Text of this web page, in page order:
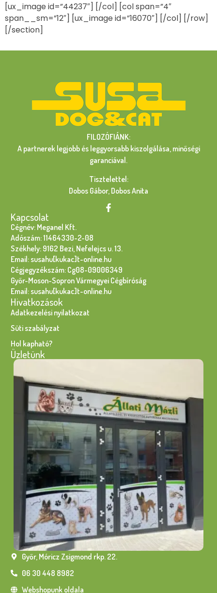
[ux_image id=”44237″] [/col] [col span=”4″
span__sm=”12″] [ux_image id=”16070″] [/col] [/row]
[/section]
FILOZÓFIÁNK:
A partnerek legjobb és leggyorsabb kiszolgálása, minőségi
garanciával.
Tisztelettel:
Dobos Gábor, Dobos Anita
Kapcsolat
Cégnév: Meganel Kft.
Adószám: 11464330-2-08
Székhely: 9162 Bezi, Nefelejcs u. 13.
Email: susahu[kukac]t-online.hu
Cégjegyzékszám: Cg08-09006349
Győr-Moson-Sopron Vármegyei Cégbíróság
Email: susahu[kukac]t-online.hu
Hivatkozások
Adatkezelési nyilatkozat
Süti szabályzat
Hol kapható?
Üzletünk
Győr, Móricz Zsigmond rkp. 22.
06 30 448 8982
Webshopunk oldala